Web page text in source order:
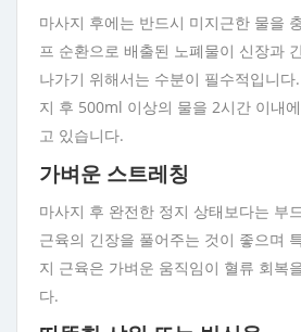
마사지 후에는 반드시 미지근한 물을
프 순환으로 배출된 노폐물이 신장과
나가기 위해서는 수분이 필수적입니
지 후 500ml 이상의 물을 2시간 이내
고 있습니다.
가벼운 스트레칭
마사지 후 완전한 정지 상태보다는 부
근육의 긴장을 풀어주는 것이 좋으며
지 근육은 가벼운 움직임이 혈류 회복
다.